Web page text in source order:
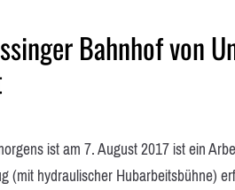
Bahnhof von
ist am 7. August 2017 ist ein
(mit hydraulischer Hubarbeitsbühne)